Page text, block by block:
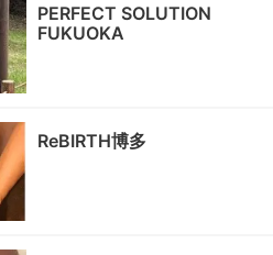
PERFECT SOLUTION
FUKUOKA
ReBIRTH博多